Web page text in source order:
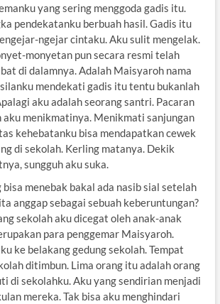
yang sering menggoda gadis itu.
pendekatanku berbuah hasil. Gadis itu
ngejar cintaku. Aku sulit mengelak.
monyetan pun secara resmi telah
di dalamnya. Adalah Maisyaroh nama
mendekati gadis itu tentu bukanlah
aku adalah seorang santri. Pacaran
aku menikmatinya. Menikmati sanjungan
kehebatanku bisa mendapatkan cewek
di sekolah. Kerling matanya. Dekik
sungguh aku suka.
bisa menebak bakal ada nasib sial setelah
anggap sebagai sebuah keberuntungan?
sekolah aku dicegat oleh anak-anak
para penggemar Maisyaroh.
ke belakang gedung sekolah. Tempat
ditimbun. Lima orang itu adalah orang
di sekolahku. Aku yang sendirian menjadi
mereka. Tak bisa aku menghindari